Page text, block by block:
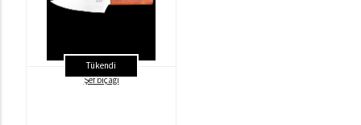
Tükendi
Şef bıçağı